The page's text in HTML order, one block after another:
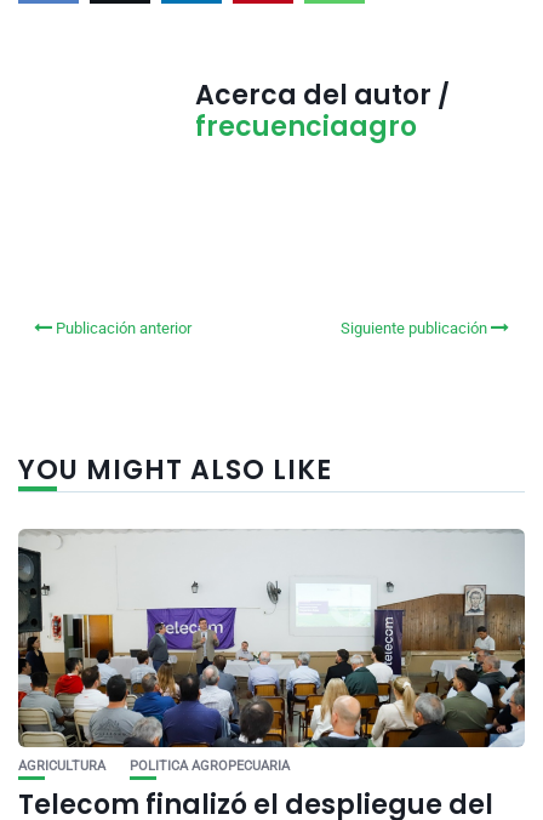
Acerca del autor /
frecuenciaagro
Publicación anterior Siguiente publicación
YOU MIGHT ALSO LIKE
AGRICULTURA POLITICA AGROPECUARIA
Telecom finalizó el despliegue del